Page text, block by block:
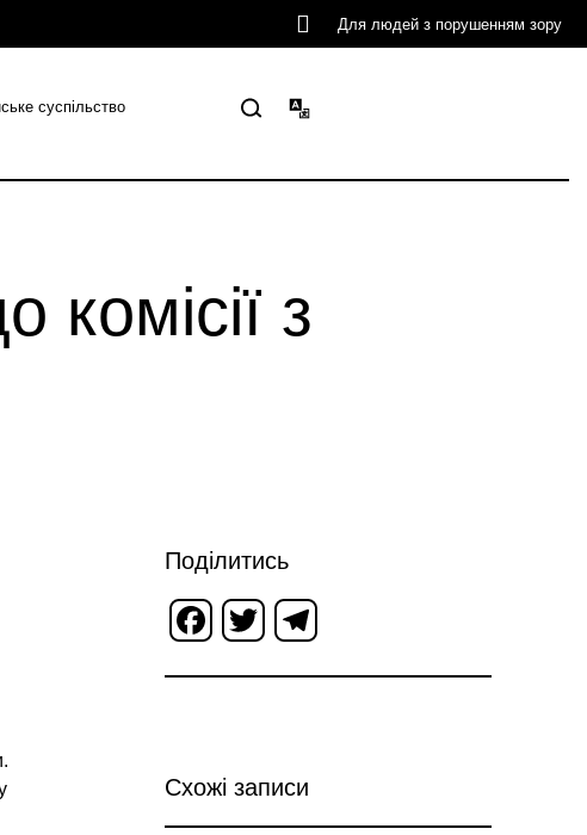
Для людей з порушенням зору
суспільство
з
Поділитись
Facebook
Twitter
Схожі записи